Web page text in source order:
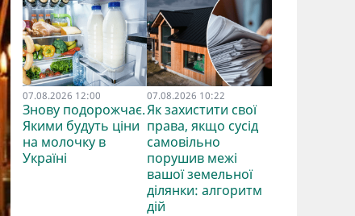
07.08.2026 12:00
Знову подорожчає.
Якими будуть ціни
на молочку в
Україні
07.08.2026 10:22
Як захистити свої
права, якщо сусід
самовільно
порушив межі
вашої земельної
ділянки: алгоритм
дій